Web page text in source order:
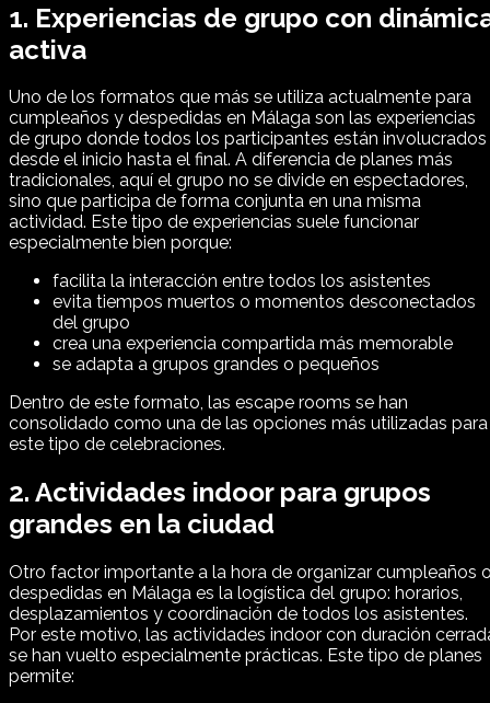
1. Experiencias de grupo con
activa
Uno de los formatos que más se utiliza actualmente para
cumpleaños y despedidas en Málaga son las experiencias
de grupo donde todos los participantes están involucrados
desde el inicio hasta el final. A diferencia de planes más
tradicionales, aquí el grupo no se divide en espectadores,
sino que participa de forma conjunta en una misma
actividad. Este tipo de experiencias suele funcionar
especialmente bien porque:
facilita la interacción entre todos los asistentes
evita tiempos muertos o momentos desconectados
del grupo
crea una experiencia compartida más memorable
se adapta a grupos grandes o pequeños
Dentro de este formato, las escape rooms se han
consolidado como una de las opciones más utilizadas para
este tipo de celebraciones.
2. Actividades indoor para grupos
grandes en la ciudad
Otro factor importante a la hora de organizar cumpleaños
despedidas en Málaga es la logística del grupo: horarios,
desplazamientos y coordinación de todos los asistentes.
Por este motivo, las actividades indoor con duración
se han vuelto especialmente prácticas. Este tipo de planes
permite: